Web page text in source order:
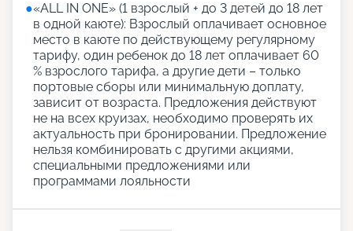
●«АLL IN ONE» (1 взрослый + до 3 детей до 18 лет
в одной каюте): Взрослый оплачивает основное
место в каюте по действующему регулярному
тарифу, один ребенок до 18 лет оплачивает 60
% взрослого тарифа, а другие дети – только
портовые сборы или минимальную доплату,
зависит от возраста. Предложения действуют
не на всех круизах, необходимо проверять их
актуальность при бронировании. Предложение
нельзя комбинировать с другими акциями,
специальными предложениями или
программами лояльности